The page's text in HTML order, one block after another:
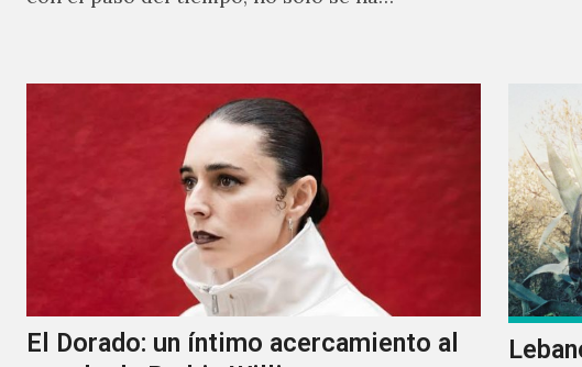
El Dorado: un íntimo acercamiento al